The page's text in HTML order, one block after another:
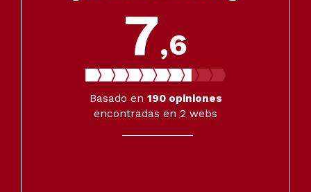
7,6
Basado en 190opiniones
encontradas en 2 webs